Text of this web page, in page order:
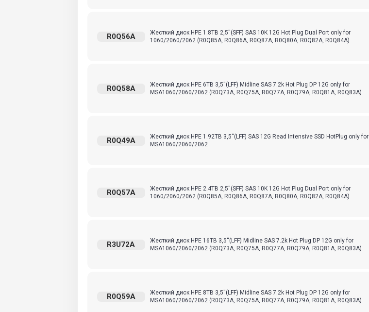
Жесткий диск HPE 1.8TB 2,5''(SFF) SAS 10K 12G Hot Plug Dual Port only for
1060/2060/2062 (R0Q85A, R0Q86A, R0Q87A, R0Q80A, R0Q82A, R0Q84A)
R0Q56A
Жесткий диск HPE 6TB 3,5''(LFF) Midline SAS 7.2k Hot Plug DP 12G only for
MSA1060/2060/2062 (R0Q73A, R0Q75A, R0Q77A, R0Q79A, R0Q81A, R0Q83A)
R0Q58A
Жесткий диск HPE 1.92TB 3,5''(LFF) SAS 12G Read Intensive SSD HotPlug only for
MSA1060/2060/2062
R0Q49A
Жесткий диск HPE 2.4TB 2,5''(SFF) SAS 10K 12G Hot Plug Dual Port only for
1060/2060/2062 (R0Q85A, R0Q86A, R0Q87A, R0Q80A, R0Q82A, R0Q84A)
R0Q57A
Жесткий диск HPE 16TB 3,5''(LFF) Midline SAS 7.2k Hot Plug DP 12G only for
MSA1060/2060/2062 (R0Q73A, R0Q75A, R0Q77A, R0Q79A, R0Q81A, R0Q83A)
R3U72A
Жесткий диск HPE 8TB 3,5''(LFF) Midline SAS 7.2k Hot Plug DP 12G only for
MSA1060/2060/2062 (R0Q73A, R0Q75A, R0Q77A, R0Q79A, R0Q81A, R0Q83A)
R0Q59A